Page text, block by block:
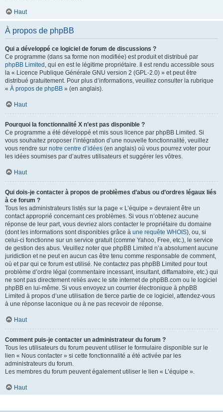
Haut
À propos de phpBB
Qui a développé ce logiciel de forum de discussions ?
Ce programme (dans sa forme non modifiée) est produit et distribué par
phpBB Limited , qui en est le légitime propriétaire. Il est rendu accessible sous
la « Licence Publique Générale GNU version 2 (GPL-2.0) » et peut être
distribué gratuitement. Pour plus d’informations, veuillez consulter la rubrique
« À propos de phpBB » (en anglais).
Haut
Pourquoi la fonctionnalité X n’est pas disponible ?
Ce programme a été développé et mis sous licence par phpBB Limited. Si
vous souhaitez proposer l’intégration d’une nouvelle fonctionnalité, veuillez
vous rendre sur notre centre d’idées (en anglais) où vous pourrez voter pour
les idées soumises par d’autres utilisateurs et suggérer les vôtres.
Haut
Qui dois-je contacter à propos de problèmes d’abus ou d’ordres légaux liés
à ce forum ?
Tous les administrateurs listés sur la page « L’équipe » devraient être un
contact approprié concernant ces problèmes. Si vous n’obtenez aucune
réponse de leur part, vous devriez alors contacter le propriétaire du domaine
(dont les informations sont disponibles grâce à une requête WHOIS), ou, si
celui-ci fonctionne sur un service gratuit (comme Yahoo, Free, etc.), le service
de gestion des abus. Veuillez noter que phpBB Limited n’a absolument aucune
juridiction et ne peut en aucun cas être tenu comme responsable de comment,
où et par qui ce forum est utilisé. Ne contactez pas phpBB Limited pour tout
problème d’ordre légal (commentaire incessant, insultant, diffamatoire, etc.) qui
ne sont pas directement reliés avec le site internet de phpBB.com ou le logiciel
phpBB en lui-même. Si vous envoyez un courrier électronique à phpBB
Limited à propos d’une utilisation de tierce partie de ce logiciel, attendez-vous
à une réponse laconique ou à ne pas recevoir de réponse.
Haut
Comment puis-je contacter un administrateur du forum ?
Tous les utilisateurs du forum peuvent utiliser le formulaire disponible sur le
lien « Nous contacter » si cette fonctionnalité a été activée par les
administrateurs du forum.
Les membres du forum peuvent également utiliser le lien « L’équipe ».
Haut